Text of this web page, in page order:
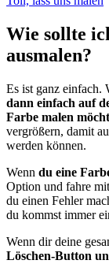
Wie sollte
ausmalen?
Es ist ganz einfach.
dann einfach auf
Farbe malen
vergrößern, damit
werden können.
Wenn du eine
Option und fahre
du einen Fehler
du kommst immer
Wenn dir deine
Löschen-Button